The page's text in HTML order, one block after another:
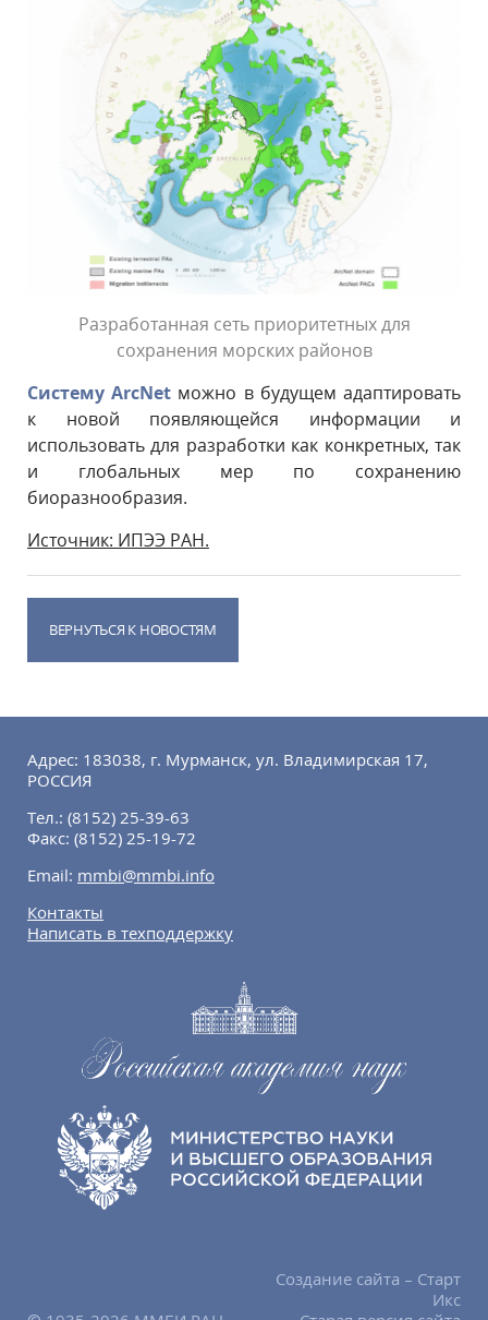
Разработанная сеть приоритетных для
сохранения морских районов
Систему ArcNet можно в будущем адаптировать
к новой появляющейся информации и
использовать для разработки как конкретных, так
и глобальных мер по сохранению
биоразнообразия.
Источник: ИПЭЭ РАН.
ВЕРНУТЬСЯ К НОВОСТЯМ
Адрес: 183038, г. Мурманск, ул. Владимирская 17,
РОССИЯ
Тел.: (8152) 25-39-63
Факс: (8152) 25-19-72
Email: mmbi@mmbi.info
Контакты
Написать в техподдержку
Создание сайта – Старт
Икс